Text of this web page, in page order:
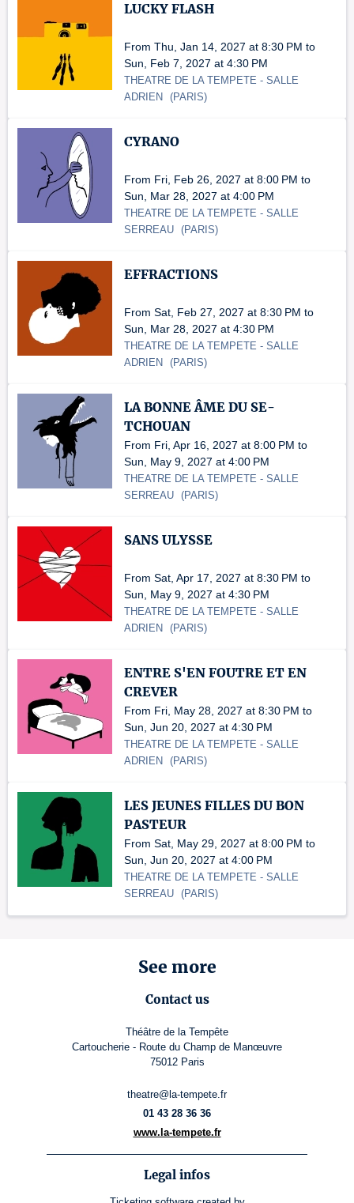
LUCKY FLASH
From Thu, Jan 14, 2027 at 8:30 PM to
Sun, Feb 7, 2027 at 4:30 PM
THEATRE DE LA TEMPETE - SALLE
ADRIEN
(PARIS)
CYRANO
From Fri, Feb 26, 2027 at 8:00 PM to
Sun, Mar 28, 2027 at 4:00 PM
THEATRE DE LA TEMPETE - SALLE
SERREAU (PARIS)
EFFRACTIONS
From Sat, Feb 27, 2027 at 8:30 PM to
Sun, Mar 28, 2027 at 4:30 PM
THEATRE DE LA TEMPETE - SALLE
ADRIEN
(PARIS)
LA BONNE ÂME DU SE-
TCHOUAN
From Fri, Apr 16, 2027 at 8:00 PM to
Sun, May 9, 2027 at 4:00 PM
THEATRE DE LA TEMPETE - SALLE
SERREAU (PARIS)
SANS ULYSSE
From Sat, Apr 17, 2027 at 8:30 PM to
Sun, May 9, 2027 at 4:30 PM
THEATRE DE LA TEMPETE - SALLE
ADRIEN
(PARIS)
ENTRE S'EN FOUTRE ET EN
CREVER
From Fri, May 28, 2027 at 8:30 PM to
Sun, Jun 20, 2027 at 4:30 PM
THEATRE DE LA TEMPETE - SALLE
ADRIEN
(PARIS)
LES JEUNES FILLES DU BON
PASTEUR
From Sat, May 29, 2027 at 8:00 PM to
Sun, Jun 20, 2027 at 4:00 PM
THEATRE DE LA TEMPETE - SALLE
SERREAU (PARIS)
See more
Contact us
Théâtre de la Tempête
Cartoucherie - Route du Champ de Manœuvre
75012 Paris
theatre@la-tempete.fr
01 43 28 36 36
www.la-tempete.fr
Legal infos